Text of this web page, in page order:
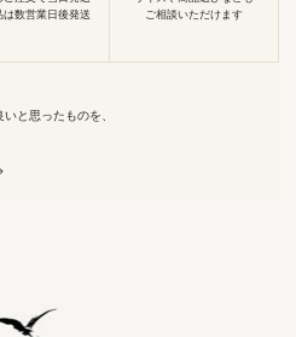
は数営業日後発送
ご相談いただけます
と思ったものを、